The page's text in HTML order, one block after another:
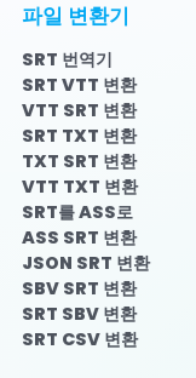
파일 변환기
SRT 번역기
SRT VTT 변환
VTT SRT 변환
SRT TXT 변환
TXT SRT 변환
VTT TXT 변환
SRT를 ASS로
ASS SRT 변환
JSON SRT 변환
SBV SRT 변환
SRT SBV 변환
SRT CSV 변환